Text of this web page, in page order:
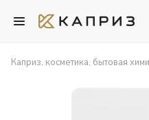
Каприз, косметика, бытовая